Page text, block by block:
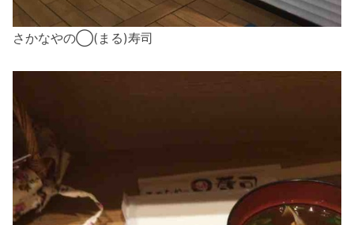
さかなやの◯(まる)寿司